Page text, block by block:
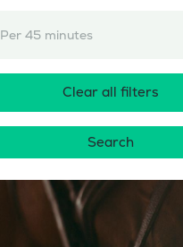
Per 45 minutes
Clear all filters
Search